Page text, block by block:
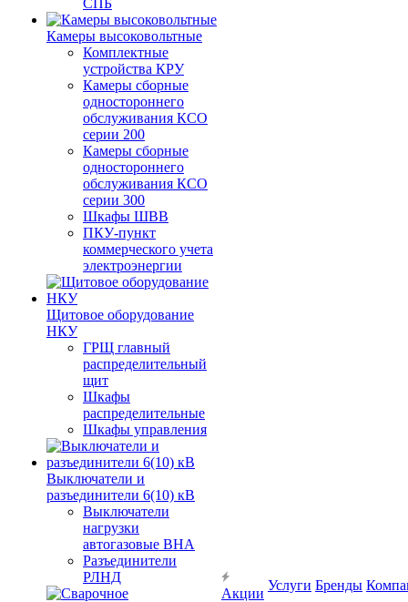
СПБ
Камеры высоковольтные
Комплектные
устройства КРУ
Камеры сборные
одностороннего
обслуживания КСО
серии 200
Камеры сборные
одностороннего
обслуживания КСО
серии 300
Шкафы ШВВ
ПКУ-пункт
коммерческого учета
электроэнергии
Щитовое оборудование
НКУ
ГРЩ главный
распределительный
щит
Шкафы
распределительные
Шкафы управления
Выключатели и
разъединители 6(10) кВ
Выключатели
нагрузки
автогазовые ВНА
Разъединители
РЛНД
Акции
Услуги Бренды